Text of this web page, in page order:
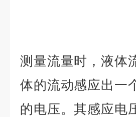
测量流量时，液体
体的流动感应出一
的电压。其感应电